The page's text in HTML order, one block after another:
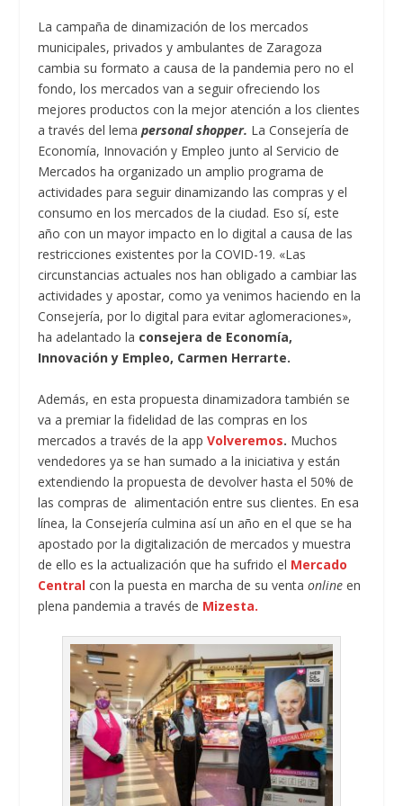
La campaña de dinamización de los mercados
municipales, privados y ambulantes de Zaragoza
cambia su formato a causa de la pandemia pero no el
fondo, los mercados van a seguir ofreciendo los
mejores productos con la mejor atención a los clientes
a través del lema personal shopper. La Consejería de
Economía, Innovación y Empleo junto al Servicio de
Mercados ha organizado un amplio programa de
actividades para seguir dinamizando las compras y el
consumo en los mercados de la ciudad. Eso sí, este
año con un mayor impacto en lo digital a causa de las
restricciones existentes por la COVID-19. «Las
circunstancias actuales nos han obligado a cambiar las
actividades y apostar, como ya venimos haciendo en la
Consejería, por lo digital para evitar aglomeraciones»,
ha adelantado la consejera de Economía,
Innovación y Empleo, Carmen Herrarte.
Además, en esta propuesta dinamizadora también se
va a premiar la fidelidad de las compras en los
mercados a través de la appVolveremos. Muchos
vendedores ya se han sumado a la iniciativa y están
extendiendo la propuesta de devolver hasta el 50% de
las compras de alimentación entre sus clientes. En esa
línea, la Consejería culmina así un año en el que se ha
apostado por la digitalización de mercados y muestra
de ello es la actualización que ha sufrido el Mercado
Central con la puesta en marcha de su ventaonline en
plena pandemia a través de Mizesta.